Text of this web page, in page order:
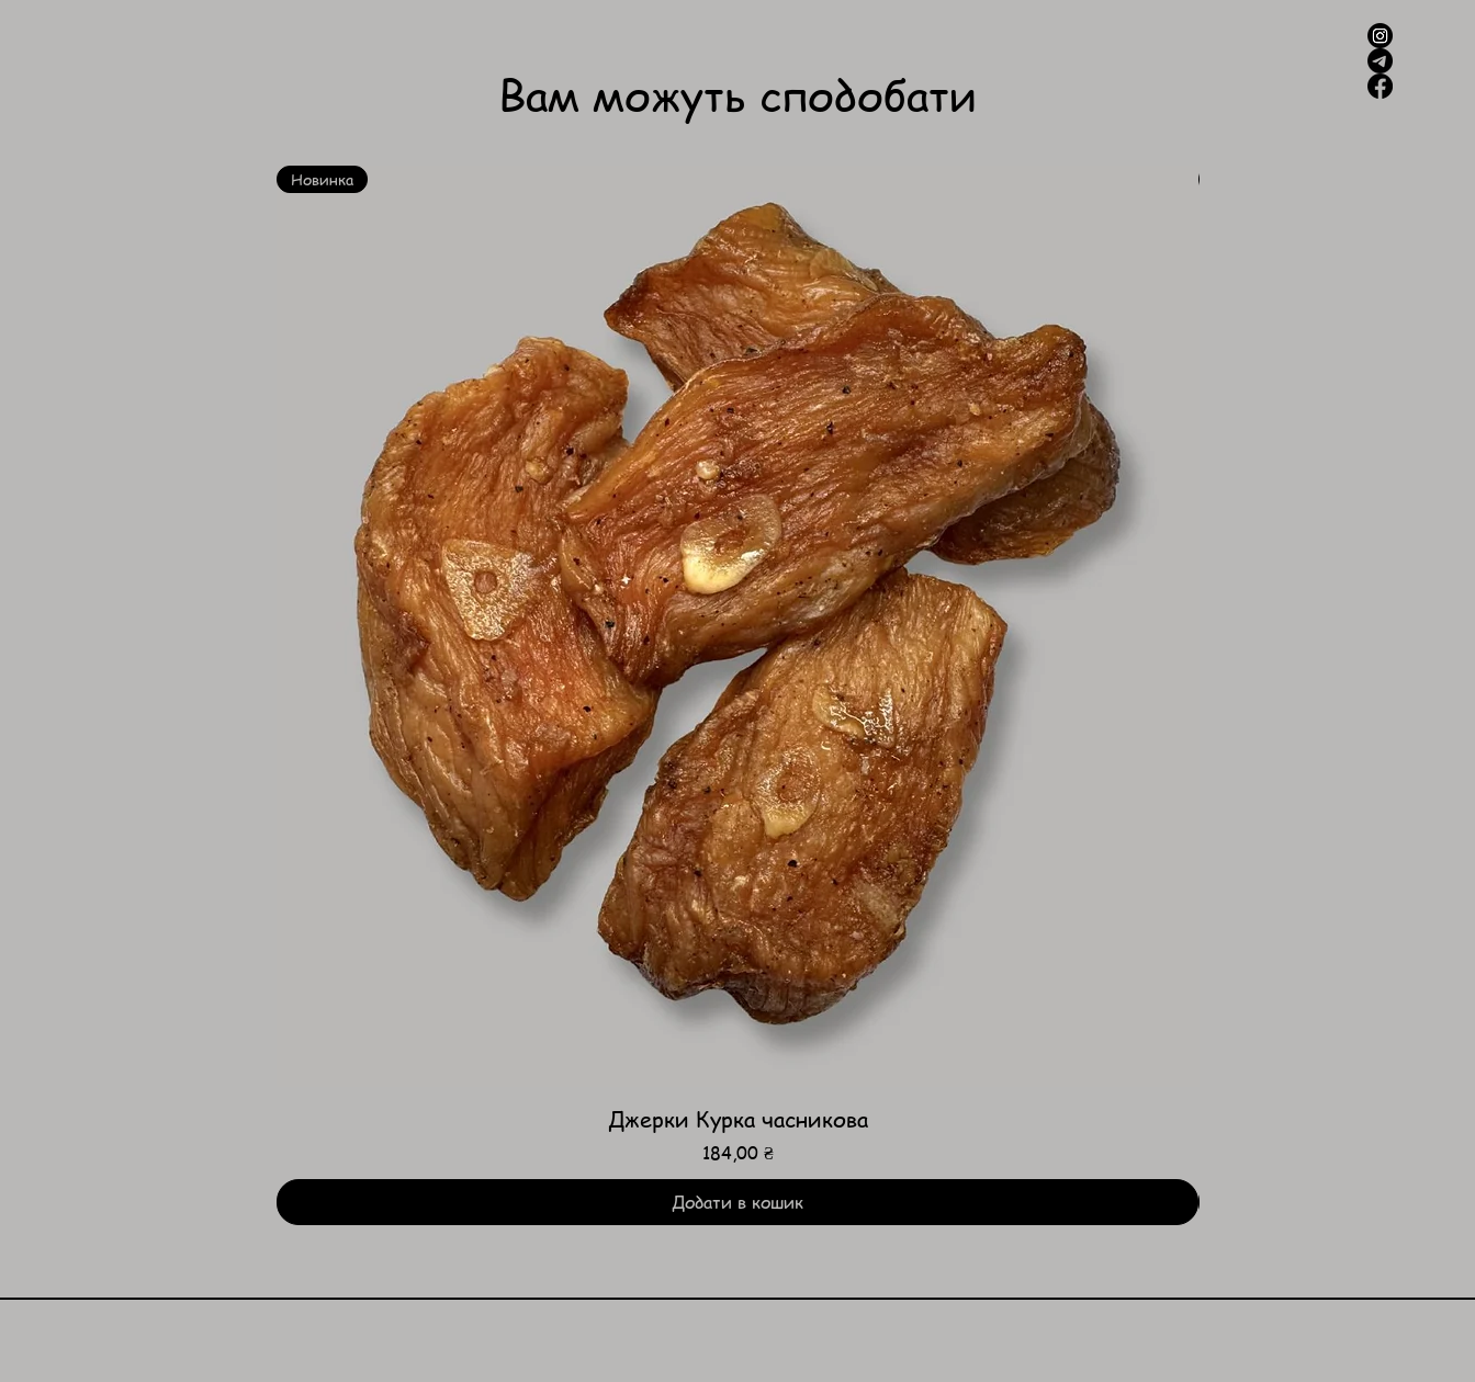
Вам можуть сподобати
Новинка
Джерки Курка часникова
Ціна
184,00 ₴
Додати в кошик